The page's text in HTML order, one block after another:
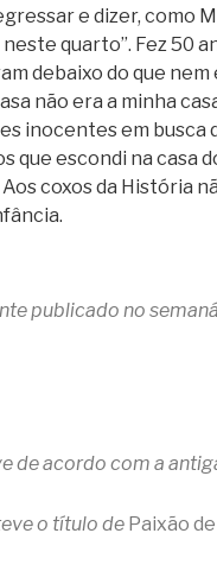
e dizer, como
neste quarto”. Fez 50
debaixo do que nem
não era a minha
inocentes em busca
que escondi na casa
coxos da História
publicado no
de acordo com a
o título de Paixão